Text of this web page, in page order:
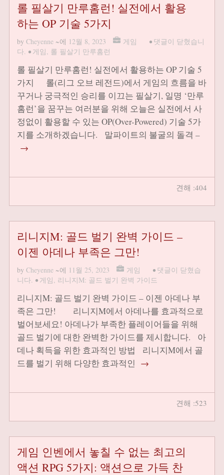
롤 필살기 만루홈런! 실전에서 활용
하는 OP 기술 5가지
by Cheyenne ~에 12월 8, 2023 게임 • 댓글이 닫혔습니
다. • 게임, 롤 필살기 만루홈런
롤 필살기 만루홈런! 실전에서 활용하는 OP 기술 5
가지 롤(리그 오브 레전드)에서 게임의 흐름을 바
꾸거나 궁극적인 승리를 이끄는 필살기, 일명 ‘만루
홈런’을 꿈꾸는 여러분을 위해 오늘은 실전에서 사
정없이 활용할 수 있는 OP(Over-Powered) 기술 5가
지를 소개하겠습니다. 말파이트의 불굴의 돌격 –
→
견해 :404
리니지M: 골드 벌기 완벽 가이드 –
이젠 아데나 부족은 그만!
by Cheyenne ~에 11월 25, 2023 게임 • 댓글이 닫혔습
니다. • 게임, 리니지M: 골드 벌기 완벽 가이드
리니지M: 골드 벌기 완벽 가이드 – 이젠 아데나 부
족은 그만! 리니지M에서 아데나를 효과적으로
벌어보세요! 아데나가 부족한 플레이어들을 위해
골드 벌기에 대한 완벽한 가이드를 제시합니다. 아
데나 획득을 위한 효과적인 방법 리니지M에서 골
드를 벌기 위해 다양한 효과적인 →
견해 :523
게임 인벤에서 놓칠 수 없는 최고의
액션 RPG 5가지: 액션으로 가득 찬